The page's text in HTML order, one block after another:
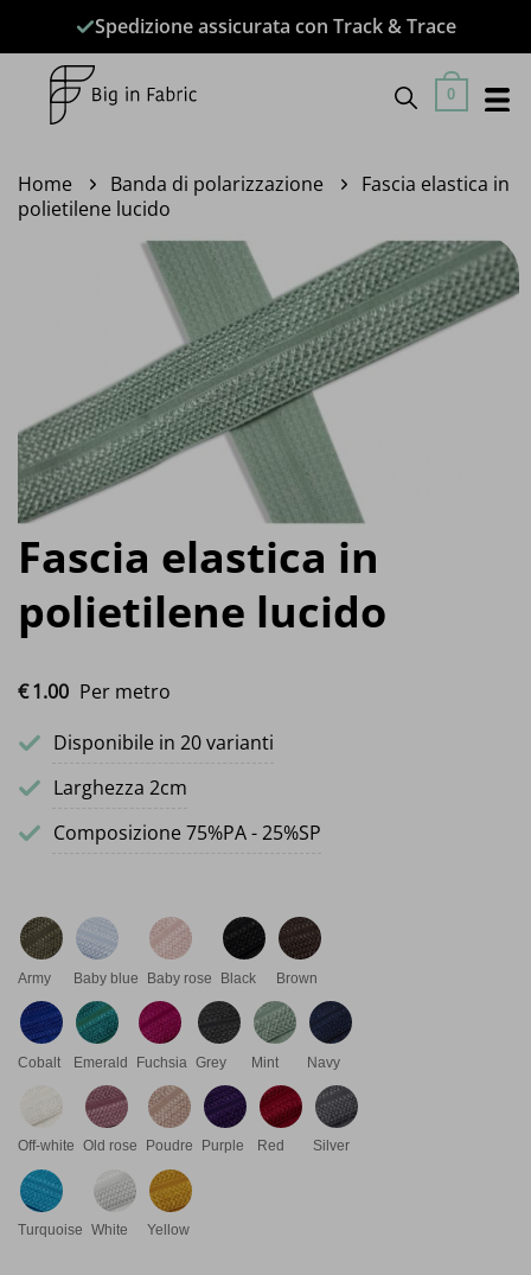
contenuti
Spedizione assicurata con Track & Trace
0
Home Banda di polarizzazione
Fascia elastica in
polietilene lucido
Fascia elastica in
polietilene lucido
€1.00 Per metro
Disponibile in 20 varianti
Larghezza 2cm
Composizione 75%PA - 25%SP
Army Baby blue Baby rose Black Brown
Cobalt Emerald Fuchsia Grey Mint Navy
Off-white Old rose Poudre Purple Red Silver
Turquoise White Yellow